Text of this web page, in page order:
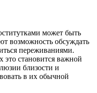
может быть
возможность обсуждать
переживаниями.
это становится важной
близости и
в их обычной